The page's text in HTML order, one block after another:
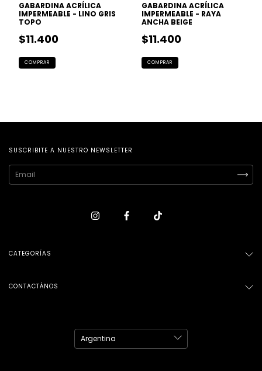
GABARDINA ACRÍLICA
IMPERMEABLE - LINO GRIS
TOPO
$11.400
GABARDINA ACRÍLICA
IMPERMEABLE - RAYA
ANCHA BEIGE
$11.400
SUSCRIBITE A NUESTRO NEWSLETTER
CATEGORÍAS
CONTACTÁNOS